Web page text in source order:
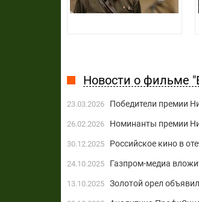
Новости о фильме
23.03.2026 Победители премии
26.02.2026 Номинанты премии
30.12.2025 Российское кино в
24.10.2025 Газпром-медиа
13.10.2025 Золотой орел